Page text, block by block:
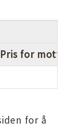
Pris for
for å